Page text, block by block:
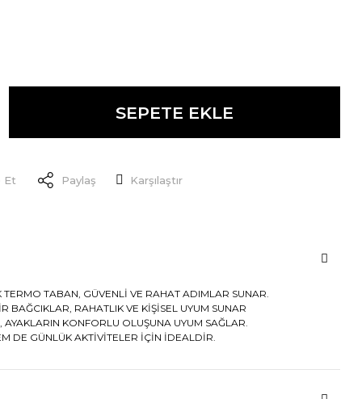
SEPETE EKLE
Et Paylaş Karşılaştır
TABAN, GÜVENLİ VE RAHAT ADIMLAR SUNAR.
BAĞCIKLAR, RAHATLIK VE KİŞİSEL UYUM SUNAR
KONFORLU OLUŞUNA UYUM SAĞLAR.
DE GÜNLÜK AKTİVİTELER İÇİN İDEALDİR.